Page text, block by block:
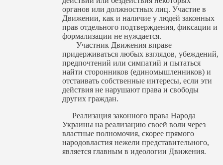
органов или должностных лиц. Участие в
Движении, как и наличие у людей законных
прав отдельного подтверждения, фиксации и
формализации не нуждается.
Участник Движения вправе
придерживаться любых взглядов, убеждений,
предпочтений или симпатий и пытаться
найти сторонников (единомышленников) и
отстаивать собственные интересы, если эти
действия не нарушают права и свободы
других граждан.
Реализация законного права Народа
Украины на реализацию своей воли через
властные полномочия, скорее прямого
народовластия нежели представительного,
является главным в идеологии Движения.